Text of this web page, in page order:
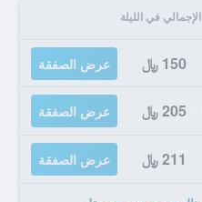
الإجمالي في الليلة
150 ﷼ عرض الصفقة
205 ﷼ عرض الصفقة
211 ﷼ عرض الصفقة